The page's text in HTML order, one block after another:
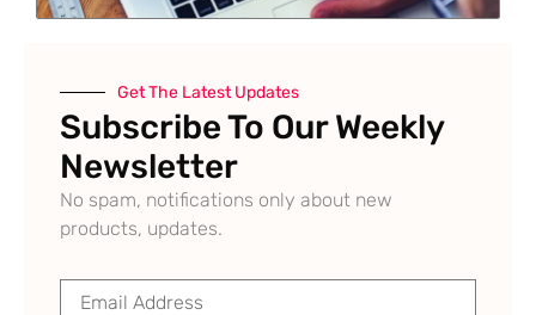
Get The Latest Updates
Subscribe To Our Weekly
Newsletter
No spam, notifications only about new
products, updates.